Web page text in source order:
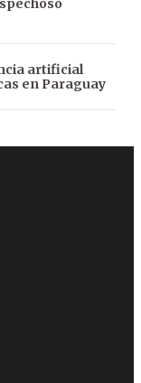
artificial
en Paraguay